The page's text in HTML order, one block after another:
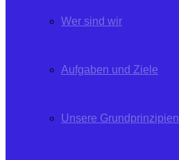
Wer sind wir
Aufgaben und Ziele
Unsere Grundprinzipien